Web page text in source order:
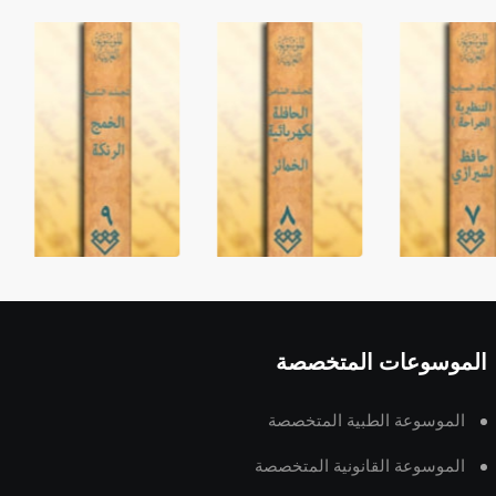
الموسوعات المتخصصة
الموسوعة الطبية المتخصصة
الموسوعة القانونية المتخصصة